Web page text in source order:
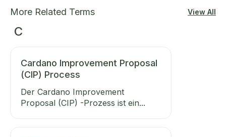
More Related Terms View All
C
Cardano Improvement Proposal
(CIP) Process
Der Cardano Improvement
Proposal (CIP) -Prozess ist ein...